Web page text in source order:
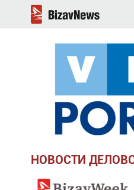
НОВОСТИ